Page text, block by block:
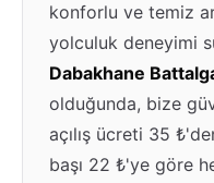
konforlu ve temiz
yolculuk deneyimi
Dabakhane
olduğunda, bize
açılış ücreti 35
başı 22 ₺'ye göre